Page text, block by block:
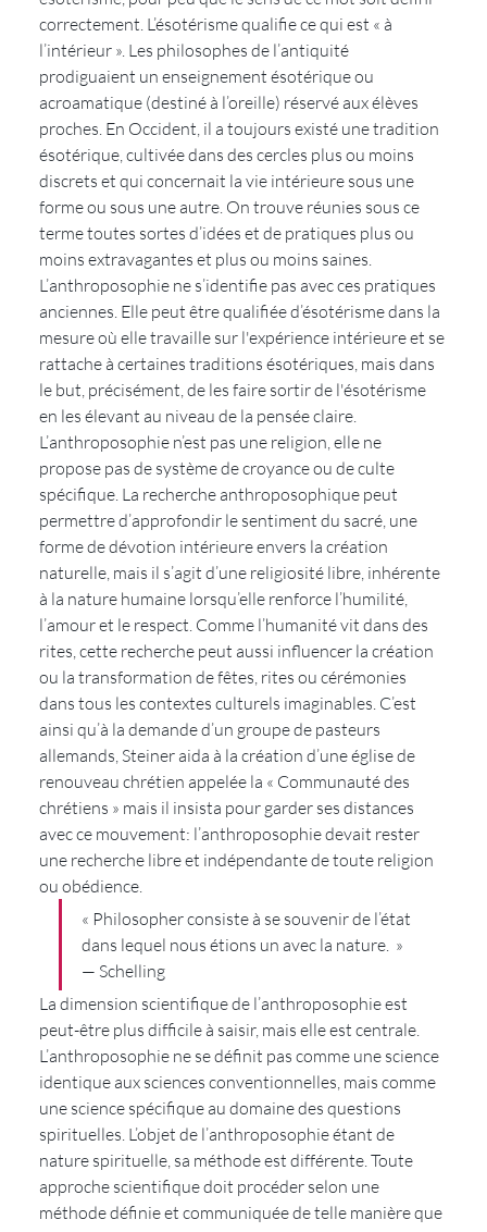
correctement. L’ésotérisme qualifie ce qui est « à
l’intérieur ». Les philosophes de l’antiquité
prodiguaient un enseignement ésotérique ou
acroamatique (destiné à l’oreille) réservé aux élèves
proches. En Occident, il a toujours existé une tradition
ésotérique, cultivée dans des cercles plus ou moins
discrets et qui concernait la vie intérieure sous une
forme ou sous une autre. On trouve réunies sous ce
terme toutes sortes d’idées et de pratiques plus ou
moins extravagantes et plus ou moins saines.
L’anthroposophie ne s’identifie pas avec ces pratiques
anciennes. Elle peut être qualifiée d’ésotérisme dans la
mesure où elle travaille sur l'expérience intérieure et se
rattache à certaines traditions ésotériques, mais dans
le but, précisément, de les faire sortir de l'ésotérisme
en les élevant au niveau de la pensée claire.
L’anthroposophie n’est pas une religion, elle ne
propose pas de système de croyance ou de culte
spécifique. La recherche anthroposophique peut
permettre d’approfondir le sentiment du sacré, une
forme de dévotion intérieure envers la création
naturelle, mais il s’agit d’une religiosité libre, inhérente
à la nature humaine lorsqu’elle renforce l’humilité,
l’amour et le respect. Comme l’humanité vit dans des
rites, cette recherche peut aussi influencer la création
ou la transformation de fêtes, rites ou cérémonies
dans tous les contextes culturels imaginables. C’est
ainsi qu’à la demande d’un groupe de pasteurs
allemands, Steiner aida à la création d’une église de
renouveau chrétien appelée la « Communauté des
chrétiens » mais il insista pour garder ses distances
avec ce mouvement: l’anthroposophie devait rester
une recherche libre et indépendante de toute religion
ou obédience.
« Philosopher consiste à se souvenir de l’état
dans lequel nous étions un avec la nature.  »
— Schelling
La dimension scientifique de l’anthroposophie est
peut-être plus difficile à saisir, mais elle est centrale.
L’anthroposophie ne se définit pas comme une science
identique aux sciences conventionnelles, mais comme
une science spécifique au domaine des questions
spirituelles. L’objet de l’anthroposophie étant de
nature spirituelle, sa méthode est différente. Toute
approche scientifique doit procéder selon une
méthode définie et communiquée de telle manière que